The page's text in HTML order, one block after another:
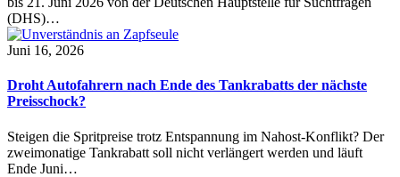
(DHS)…
Juni 16, 2026
Droht Autofahrern nach Ende des Tankrabatts der nächste
Preisschock?
Steigen die Spritpreise trotz Entspannung im Nahost-Konflikt? Der
zweimonatige Tankrabatt soll nicht verlängert werden und läuft
Ende Juni…